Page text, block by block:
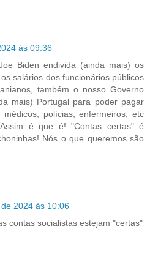
às 09:36
Biden endivida (ainda mais) os
salários dos funcionários públicos
também o nosso Governo
mais) Portugal para poder pagar
médicos, polícias, enfermeiros, etc
é que é! "Contas certas" é
Nós o que queremos são
2024 às 10:06
contas socialistas estejam "certas"